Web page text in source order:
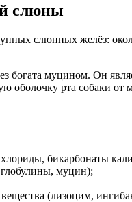
слюны
слюнных желёз:
муцином. Он
оболочку рта собаки
бикарбонаты
муцин);
(лизоцим,